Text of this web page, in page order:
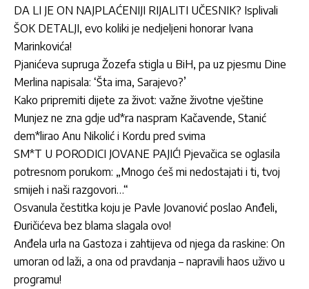
DA LI JE ON NAJPLAĆENIJI RIJALITI UČESNIK? Isplivali
ŠOK DETALJI, evo koliki je nedjeljeni honorar Ivana
Marinkovića!
Pjanićeva supruga Žozefa stigla u BiH, pa uz pjesmu Dine
Merlina napisala: ‘Šta ima, Sarajevo?’
Kako pripremiti dijete za život: važne životne vještine
Munjez ne zna gdje ud*ra naspram Kačavende, Stanić
dem*lirao Anu Nikolić i Kordu pred svima
SM*T U PORODICI JOVANE PAJIĆ! Pjevačica se oglasila
potresnom porukom: „Mnogo ćeš mi nedostajati i ti, tvoj
smijeh i naši razgovori…“
Osvanula čestitka koju je Pavle Jovanović poslao Anđeli,
Đuričićeva bez blama slagala ovo!
Anđela urla na Gastoza i zahtijeva od njega da raskine: On
umoran od laži, a ona od pravdanja – napravili haos uživo u
programu!